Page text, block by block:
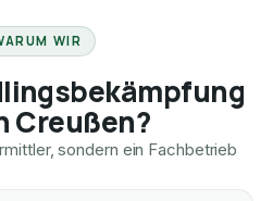
WIR
Creußen?
sondern ein Fachbetrieb